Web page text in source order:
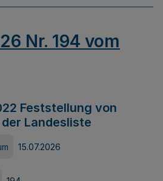
Nr. 194 vom
Feststellung von
Landesliste
15.07.2026